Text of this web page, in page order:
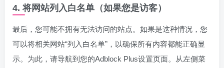
4. 将网站列入白名单（如果您是访客）
最后，您可能不拥有无法访问的站点。如果是这种情况，您
可以将相关网站“列入白名单”，以确保所有内容都能正确显
示。为此，请导航到您的Adblock Plus设置页面。从左侧菜